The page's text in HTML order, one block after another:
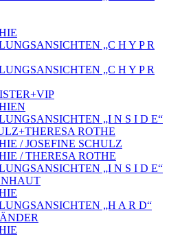
„C H Y P R
„C H Y P R
„I N S I D E“
ROTHE
/ JOSEFINE SCHULZ
/ THERESA ROTHE
„I N S I D E“
„H A R D“